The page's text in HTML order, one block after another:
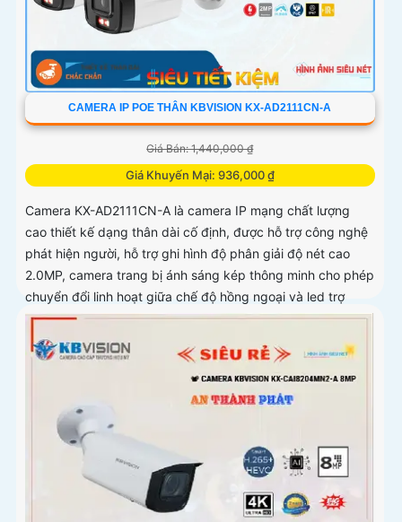
CAMERA IP POE THÂN KBVISION KX-AD2111CN-A
Giá Bán: 1,440,000 ₫
Giá Khuyến Mại: 936,000 ₫
Camera KX-AD2111CN-A là camera IP mạng chất lượng
cao thiết kế dạng thân dài cố định, được hỗ trợ công nghệ
phát hiện người, hỗ trợ ghi hình độ phân giải độ nét cao
2.0MP, camera trang bị ánh sáng kép thông minh cho phép
chuyển đổi linh hoạt giữa chế độ hồng ngoại và led trợ
sáng ban đêm, giúp giám sát bảo vệ an ninh ban đêm một
cách linh hoạt